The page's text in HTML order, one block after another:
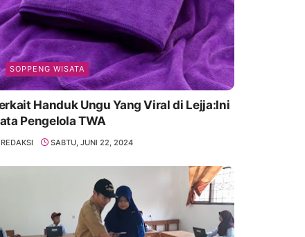
SOPPENG WISATA
Handuk Ungu Yang Viral di Lejja:Ini
Pengelola TWA
REDAKSI SABTU, JUNI 22, 2024